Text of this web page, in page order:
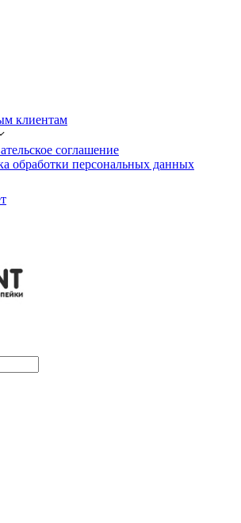
клиентам
соглашение
обработки персональных данных